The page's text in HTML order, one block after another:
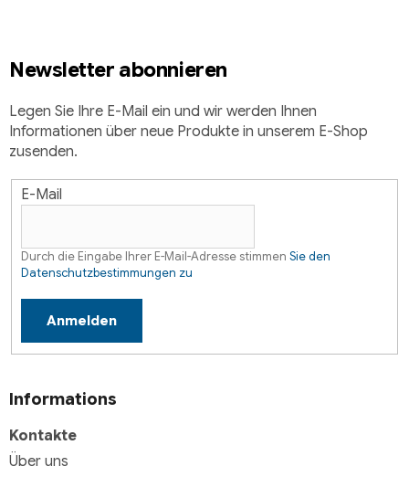
e
m
n
t
e
d
e
Newsletter abonnieren
Legen Sie Ihre E-Mail ein und wir werden Ihnen
Informationen über neue Produkte in unserem E-Shop
zusenden.
E-Mail
Durch die Eingabe Ihrer E-Mail-Adresse stimmen Sie den
Datenschutzbestimmungen zu
Anmelden
Informations
Kontakte
Über uns